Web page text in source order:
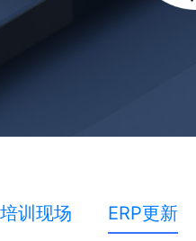
培训现场 ERP更新